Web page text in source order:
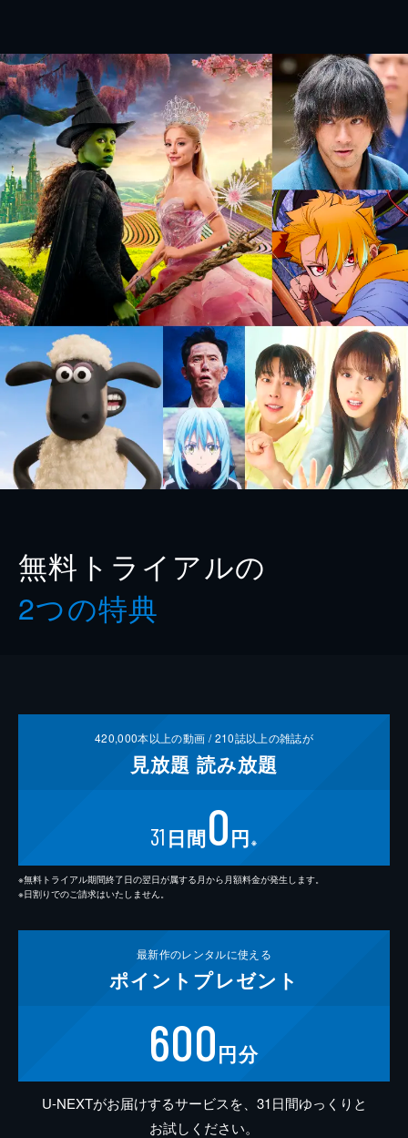
無料トライアルの
2つの特典
420,000本以上の動画 /210誌以上の雑誌が
見放題 読み放題
31 日間0円 ※
※無料トライアル期間終了日の翌日が属する月から月額料金が発生します。
※日割りでのご請求はいたしません。
最新作のレンタルに使える
ポイント プレゼント
600円分
U-NEXTがお届けするサービスを、31日間ゆっくりと
お試しください。